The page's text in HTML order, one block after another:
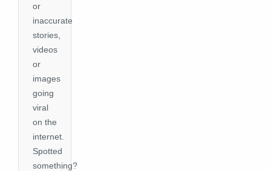
or
inaccurate
stories,
videos
or
images
going
viral
on the
internet.
Spotted
something?